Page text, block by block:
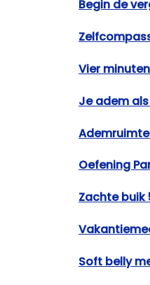
Begin de
Vier
Je adem
Oefening
Zachte buik
Soft belly